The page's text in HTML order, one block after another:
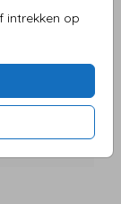
intrekken op